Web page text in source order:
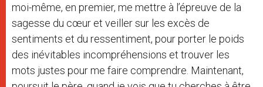
moi-même, en premier, me mettre à l’épreuve de la
sagesse du cœur et veiller sur les excès de
sentiments et du ressentiment, pour porter le poids
des inévitables incompréhensions et trouver les
mots justes pour me faire comprendre. Maintenant,